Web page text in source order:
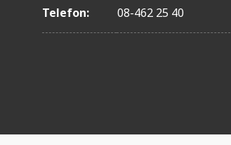
Telefon: 08-462 25 40